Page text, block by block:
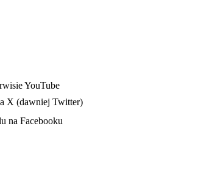
YouTube
X (dawniej Twitter)
na Facebooku